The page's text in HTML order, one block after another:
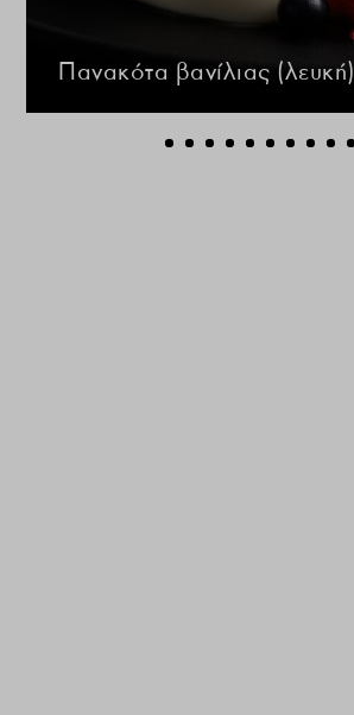
Πανακότα βανίλιας (λευκή)